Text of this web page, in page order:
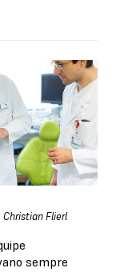
Christian Flierl
sempre